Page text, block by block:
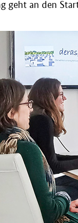
geht an den